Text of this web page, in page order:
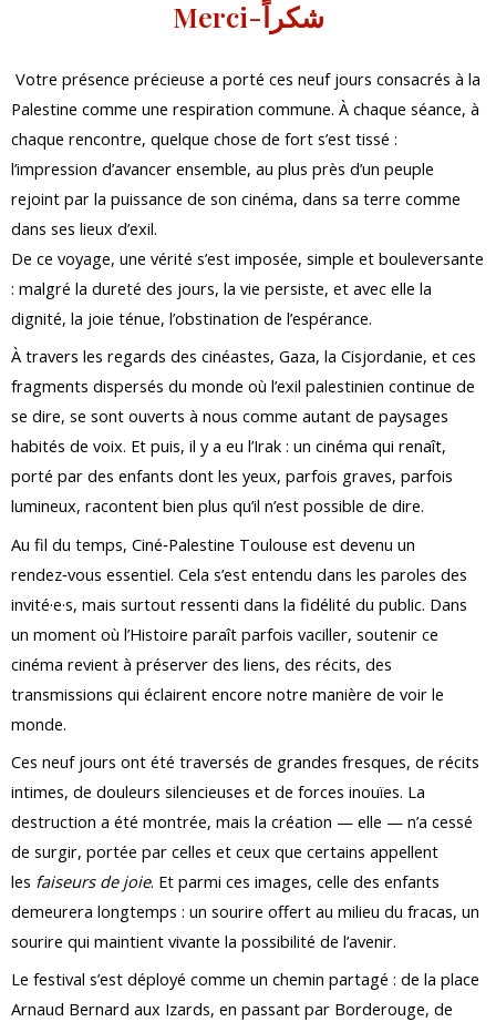
Merci-شكراً
Votre présence précieuse a porté ces neuf jours consacrés à la
Palestine comme une respiration commune. À chaque séance, à
chaque rencontre, quelque chose de fort s’est tissé :
l’impression d’avancer ensemble, au plus près d’un peuple
rejoint par la puissance de son cinéma, dans sa terre comme
dans ses lieux d’exil.
De ce voyage, une vérité s’est imposée, simple et bouleversante
: malgré la dureté des jours, la vie persiste, et avec elle la
dignité, la joie ténue, l’obstination de l’espérance.
À travers les regards des cinéastes, Gaza, la Cisjordanie, et ces
fragments dispersés du monde où l’exil palestinien continue de
se dire, se sont ouverts à nous comme autant de paysages
habités de voix. Et puis, il y a eu l’Irak : un cinéma qui renaît,
porté par des enfants dont les yeux, parfois graves, parfois
lumineux, racontent bien plus qu’il n’est possible de dire.
Au fil du temps, Ciné‑Palestine Toulouse est devenu un
rendez‑vous essentiel. Cela s’est entendu dans les paroles des
invité·e·s, mais surtout ressenti dans la fidélité du public. Dans
un moment où l’Histoire paraît parfois vaciller, soutenir ce
cinéma revient à préserver des liens, des récits, des
transmissions qui éclairent encore notre manière de voir le
monde.
Ces neuf jours ont été traversés de grandes fresques, de récits
intimes, de douleurs silencieuses et de forces inouïes. La
destruction a été montrée, mais la création — elle — n’a cessé
de surgir, portée par celles et ceux que certains appellent
les faiseurs de joie. Et parmi ces images, celle des enfants
demeurera longtemps : un sourire offert au milieu du fracas, un
sourire qui maintient vivante la possibilité de l’avenir.
Le festival s’est déployé comme un chemin partagé : de la place
Arnaud Bernard aux Izards, en passant par Borderouge, de